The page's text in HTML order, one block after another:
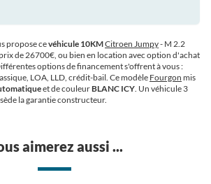
propose cevéhicule 10KMCitroen Jumpy- M 2.2
de 26700€, ou bien en location avec option d'achat
options de financement s'offrent à vous :
LOA, LLD, crédit-bail. Ce modèle Fourgon mis
et de couleurBLANC ICY. Un véhicule 3
la garantie constructeur.
aimerez aussi ...